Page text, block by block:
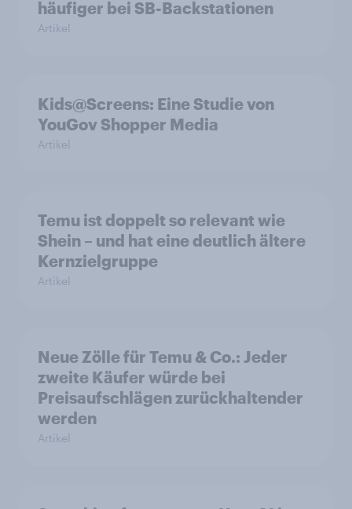
häufiger bei SB-Backstationen
Artikel
Kids@Screens: Eine Studie von
YouGov Shopper Media
Artikel
Temu ist doppelt so relevant wie
Shein – und hat eine deutlich ältere
Kernzielgruppe
Artikel
Neue Zölle für Temu & Co.: Jeder
zweite Käufer würde bei
Preisaufschlägen zurückhaltender
werden
Artikel